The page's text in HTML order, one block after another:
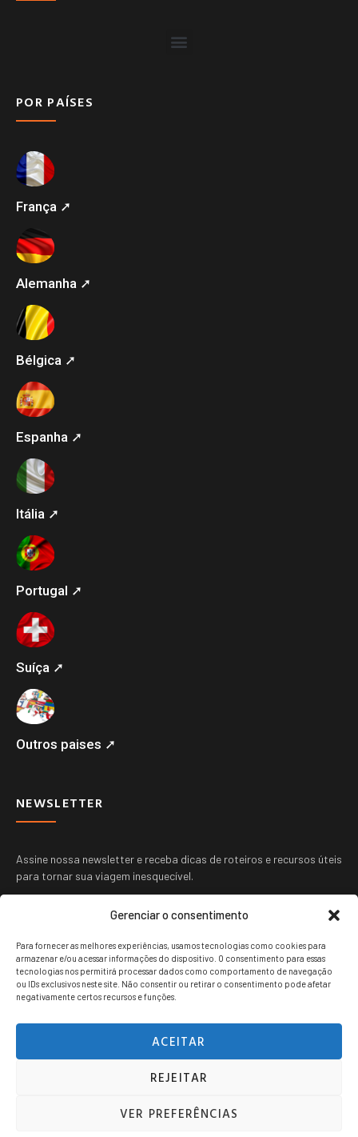
Gerenciar o consentimento
Para fornecer as melhores experiências, usamos tecnologias como cookies para
armazenar e/ou acessar informações do dispositivo. O consentimento para essas
tecnologias nos permitirá processar dados como comportamento de navegação
ou IDs exclusivos neste site. Não consentir ou retirar o consentimento pode afetar
negativamente certos recursos e funções.
ACEITAR
REJEITAR
VER PREFERÊNCIAS
POR PAÍSES
França ➚
Alemanha ➚
Bélgica ➚
Espanha ➚
Itália ➚
Portugal ➚
Suíça ➚
Outros paises ➚
NEWSLETTER
Assine nossa newsletter e receba dicas de roteiros e recursos úteis
para tornar sua viagem inesquecível.
ENVIAR
Viagem jovem copyright © 2024. Todos os direitos reservados.
POLITICA DE PRIVACIDADE TERMOS DE USO